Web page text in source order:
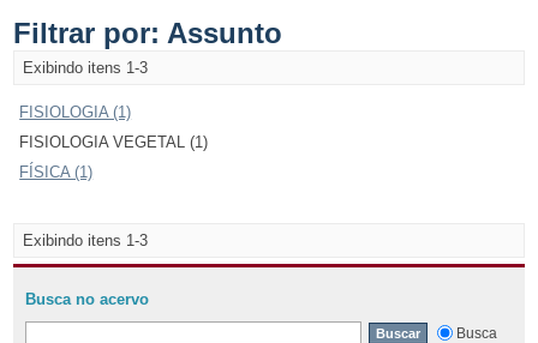
Filtrar por: Assunto
Exibindo itens 1-3
FISIOLOGIA (1)
FISIOLOGIA VEGETAL (1)
FÍSICA (1)
Exibindo itens 1-3
Busca no acervo
Busca